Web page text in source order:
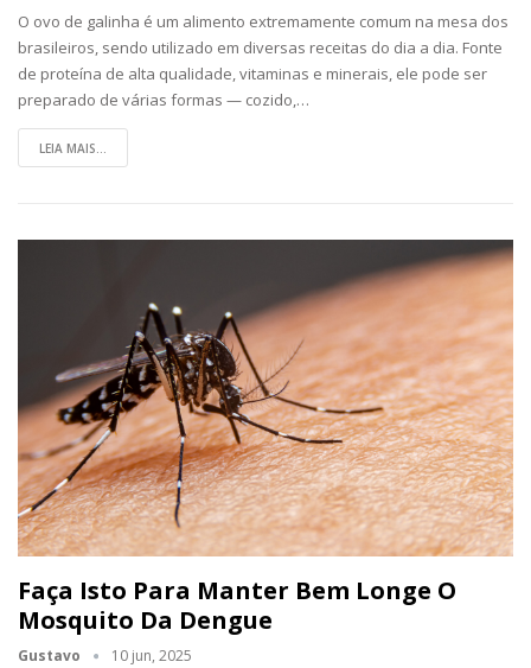
O ovo de galinha é um alimento extremamente comum na mesa dos
brasileiros, sendo utilizado em diversas receitas do dia a dia. Fonte
de proteína de alta qualidade, vitaminas e minerais, ele pode ser
preparado de várias formas — cozido,…
LEIA MAIS...
Faça Isto Para Manter Bem Longe O
Mosquito Da Dengue
Gustavo 10 jun, 2025